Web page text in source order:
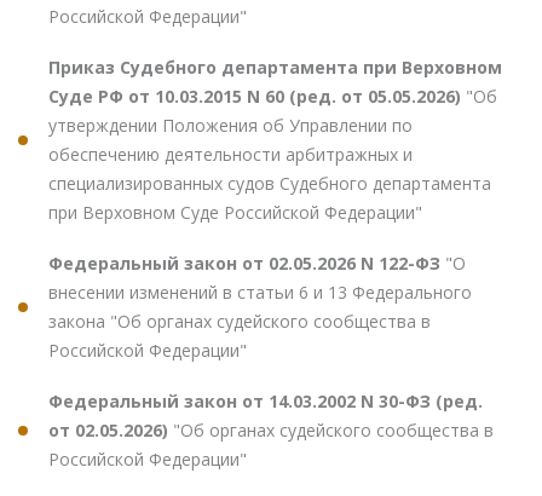
Российской Федерации"
Приказ Судебного департамента при Верховном
Суде РФ от 10.03.2015 N 60 (ред. от 05.05.2026) "Об
утверждении Положения об Управлении по
обеспечению деятельности арбитражных и
специализированных судов Судебного департамента
при Верховном Суде Российской Федерации"
Федеральный закон от 02.05.2026 N 122-ФЗ "О
внесении изменений в статьи 6 и 13 Федерального
закона "Об органах судейского сообщества в
Российской Федерации"
Федеральный закон от 14.03.2002 N 30-ФЗ (ред.
от 02.05.2026) "Об органах судейского сообщества в
Российской Федерации"